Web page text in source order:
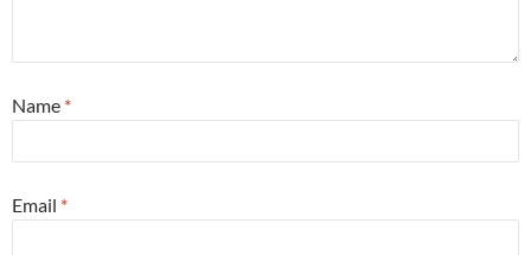
Name *
Email *